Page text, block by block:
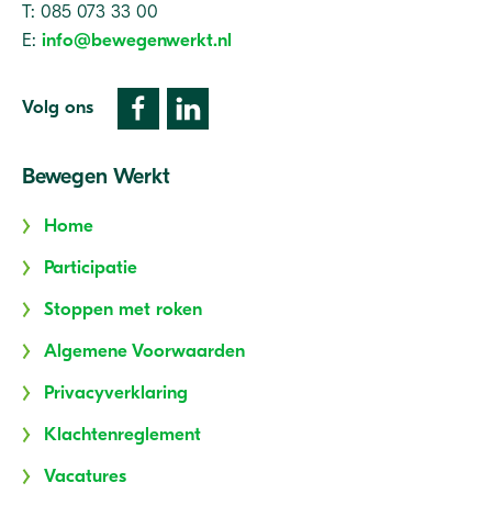
T: 085 073 33 00
E: info@bewegenwerkt.nl
Volg ons
Bewegen Werkt
Home
Participatie
Stoppen met roken
Algemene Voorwaarden
Privacyverklaring
Klachtenreglement
Vacatures